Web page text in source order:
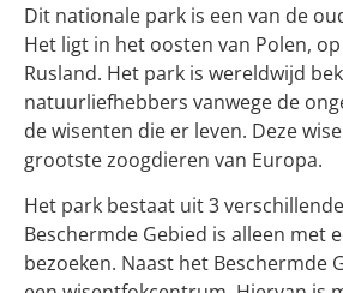
Dit nationale park is een van de
Het ligt in het oosten van Polen,
Rusland. Het park is wereldwijd
natuurliefhebbers vanwege de
de wisenten die er leven. Deze
grootste zoogdieren van Europa.
Het park bestaat uit 3
Beschermde Gebied is alleen met
bezoeken. Naast het Beschermde